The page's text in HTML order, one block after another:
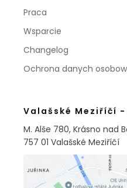
Praca
Wsparcie
Changelog
Ochrona danych
Valašské Meziříčí -
M. Alše 780, Krásno nad
757 01 Valašské Meziříčí